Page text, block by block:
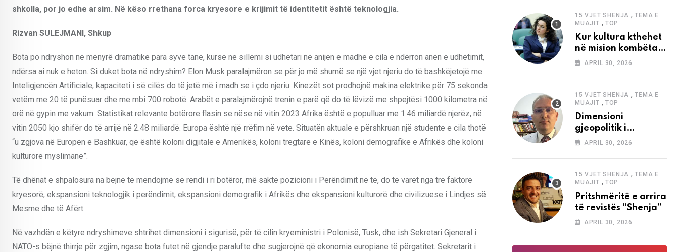
shkolla, por jo edhe arsim. Në këso rrethana forca kryesore e krijimit të identitetit është teknologjia.
Rizvan SULEJMANI, Shkup
Bota po ndryshon në mënyrë dramatike para syve tanë, kurse ne sillemi si udhëtari në anijen e madhe e cila e ndërron anën e udhëtimit,
ndërsa ai nuk e heton. Si duket bota në ndryshim? Elon Musk paralajmëron se për jo më shumë se një vjet njeriu do të bashkëjetojë me
Inteligjencën Artificiale, kapaciteti i së cilës do të jetë më i madh se i çdo njeriu. Kinezët sot prodhojnë makina elektrike për 75 sekonda
vetëm me 20 të punësuar dhe me mbi 700 robotë. Arabët e paralajmërojnë trenin e parë që do të lëvizë me shpejtësi 1000 kilometra në
orë në gypin me vakum. Statistikat relevante botërore flasin se nëse në vitin 2023 Afrika është e populluar me 1.46 miliardë njerëz, në
vitin 2050 kjo shifër do të arrijë në 2.48 miliardë. Europa është një rrëfim në vete. Situatën aktuale e përshkruan një studente e cila thotë
“u zgjova në Europën e Bashkuar, që është koloni digjitale e Amerikës, koloni tregtare e Kinës, koloni demografike e Afrikës dhe koloni
kulturore myslimane”.
Të dhënat e shpalosura na bëjnë të mendojmë se rendi i ri botëror, më saktë pozicioni i Perëndimit në të, do të varet nga tre faktorë
kryesorë; ekspansioni teknologjik i perëndimit, ekspansioni demografik i Afrikës dhe ekspansioni kulturorë dhe civilizuese i Lindjes së
Mesme dhe të Afërt.
Në vazhdën e këtyre ndryshimeve shtrihet dimensioni i sigurisë, për të cilin kryeministri i Polonisë, Tusk, dhe ish Sekretari Gjeneral i
NATO-s bëjnë thirrje për zgjim, ngase bota futet në gjendje paralufte dhe sugjerojnë që ekonomia europiane të përgatitet. Sekretarit i
15 VJET SHENJA ,TEMA E
MUAJIT , TOP
Kur kultura kthehet
në mision kombëtar
edhe në
APRIL 30, 2026
15 VJET SHENJA ,TEMA E
MUAJIT , TOP
Dimensioni
gjeopolitik i
analizave të Abdi
“Shenja”
APRIL 30, 2026
15 VJET SHENJA ,TEMA E
MUAJIT , TOP
Pritshmëritë e arrira
të revistës “Shenja”
APRIL 30, 2026